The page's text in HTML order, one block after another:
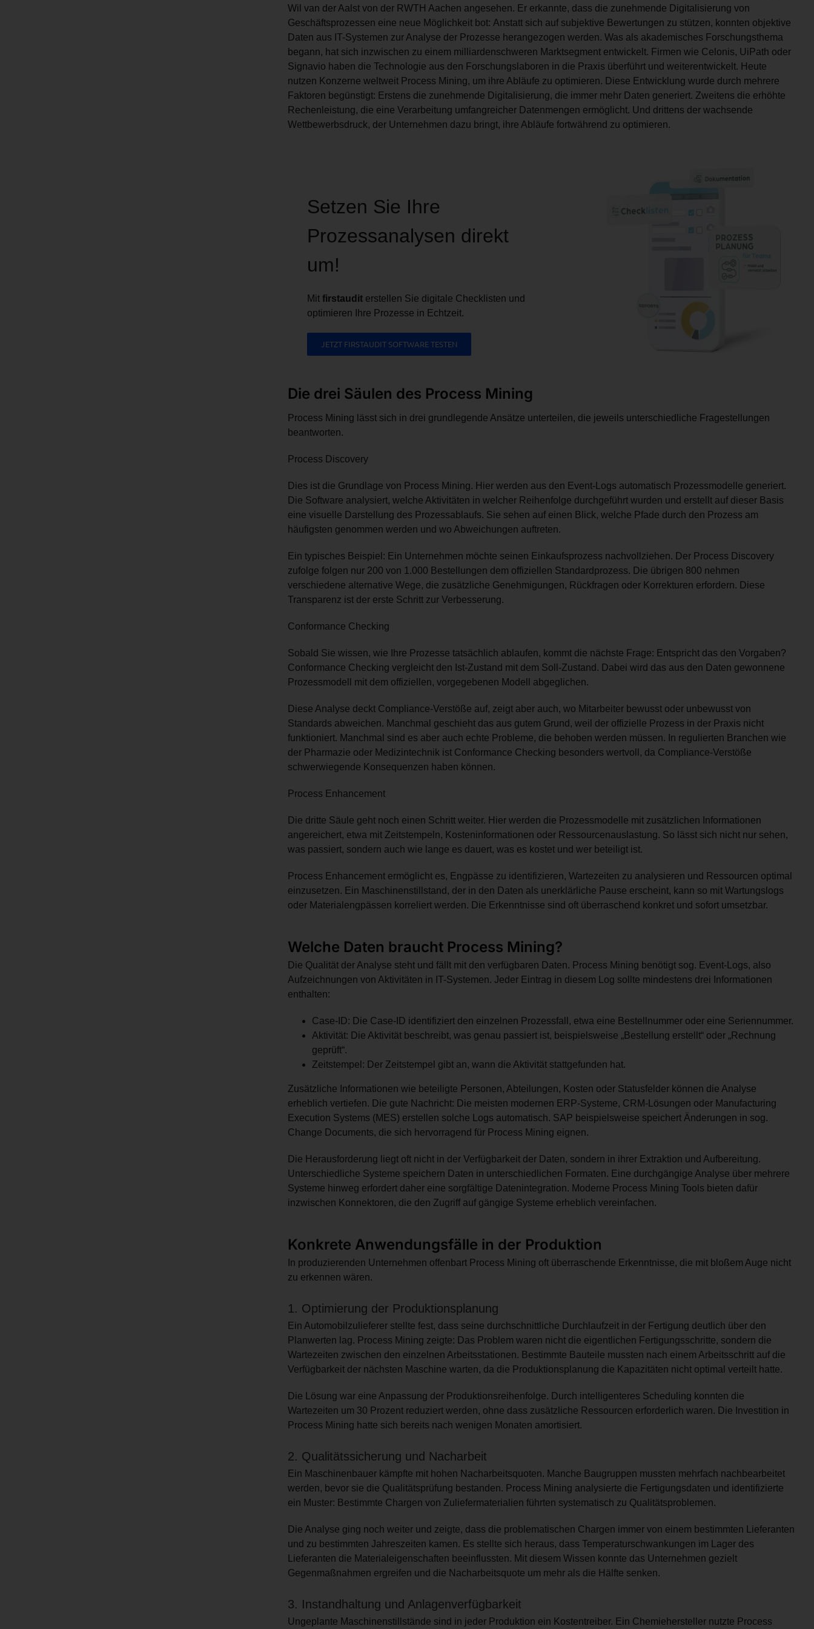
Wil van der Aalst von der RWTH Aachen angesehen. Er erkannte, dass die zunehmende Digitalisierung von
Geschäftsprozessen eine neue Möglichkeit bot: Anstatt sich auf subjektive Bewertungen zu stützen, konnten objektive
Daten aus IT-Systemen zur Analyse der Prozesse herangezogen werden. Was als akademisches Forschungsthema
begann, hat sich inzwischen zu einem milliardenschweren Marktsegment entwickelt. Firmen wie Celonis, UiPath oder
Signavio haben die Technologie aus den Forschungslaboren in die Praxis überführt und weiterentwickelt. Heute
nutzen Konzerne weltweit Process Mining, um ihre Abläufe zu optimieren. Diese Entwicklung wurde durch mehrere
Faktoren begünstigt: Erstens die zunehmende Digitalisierung, die immer mehr Daten generiert. Zweitens die erhöhte
Rechenleistung, die eine Verarbeitung umfangreicher Datenmengen ermöglicht. Und drittens der wachsende
Wettbewerbsdruck, der Unternehmen dazu bringt, ihre Abläufe fortwährend zu optimieren.
Setzen Sie Ihre
Prozessanalysen direkt
um!
Mitfirstauditerstellen Sie digitale Checklisten und
optimieren Ihre Prozesse in Echtzeit.
JETZT FIRSTAUDIT SOFTWARE TESTEN
Die drei Säulen des Process Mining
Process Mining lässt sich in drei grundlegende Ansätze unterteilen, die jeweils unterschiedliche Fragestellungen
beantworten.
Process Discovery
Dies ist die Grundlage von Process Mining. Hier werden aus den Event-Logs automatisch Prozessmodelle generiert.
Die Software analysiert, welche Aktivitäten in welcher Reihenfolge durchgeführt wurden und erstellt auf dieser Basis
eine visuelle Darstellung des Prozessablaufs. Sie sehen auf einen Blick, welche Pfade durch den Prozess am
häufigsten genommen werden und wo Abweichungen auftreten.
Ein typisches Beispiel: Ein Unternehmen möchte seinen Einkaufsprozess nachvollziehen. Der Process Discovery
zufolge folgen nur 200 von 1.000 Bestellungen dem offiziellen Standardprozess. Die übrigen 800 nehmen
verschiedene alternative Wege, die zusätzliche Genehmigungen, Rückfragen oder Korrekturen erfordern. Diese
Transparenz ist der erste Schritt zur Verbesserung.
Conformance Checking
Sobald Sie wissen, wie Ihre Prozesse tatsächlich ablaufen, kommt die nächste Frage: Entspricht das den Vorgaben?
Conformance Checking vergleicht den Ist-Zustand mit dem Soll-Zustand. Dabei wird das aus den Daten gewonnene
Prozessmodell mit dem offiziellen, vorgegebenen Modell abgeglichen.
Diese Analyse deckt Compliance-Verstöße auf, zeigt aber auch, wo Mitarbeiter bewusst oder unbewusst von
Standards abweichen. Manchmal geschieht das aus gutem Grund, weil der offizielle Prozess in der Praxis nicht
funktioniert. Manchmal sind es aber auch echte Probleme, die behoben werden müssen. In regulierten Branchen wie
der Pharmazie oder Medizintechnik ist Conformance Checking besonders wertvoll, da Compliance-Verstöße
schwerwiegende Konsequenzen haben können.
Process Enhancement
Die dritte Säule geht noch einen Schritt weiter. Hier werden die Prozessmodelle mit zusätzlichen Informationen
angereichert, etwa mit Zeitstempeln, Kosteninformationen oder Ressourcenauslastung. So lässt sich nicht nur sehen,
was passiert, sondern auch wie lange es dauert, was es kostet und wer beteiligt ist.
Process Enhancement ermöglicht es, Engpässe zu identifizieren, Wartezeiten zu analysieren und Ressourcen optimal
einzusetzen. Ein Maschinenstillstand, der in den Daten als unerklärliche Pause erscheint, kann so mit Wartungslogs
oder Materialengpässen korreliert werden. Die Erkenntnisse sind oft überraschend konkret und sofort umsetzbar.
Welche Daten braucht Process Mining?
Die Qualität der Analyse steht und fällt mit den verfügbaren Daten. Process Mining benötigt sog. Event-Logs, also
Aufzeichnungen von Aktivitäten in IT-Systemen. Jeder Eintrag in diesem Log sollte mindestens drei Informationen
enthalten:
Case-ID: Die Case-ID identifiziert den einzelnen Prozessfall, etwa eine Bestellnummer oder eine Seriennummer.
Aktivität: Die Aktivität beschreibt, was genau passiert ist, beispielsweise „Bestellung erstellt“ oder „Rechnung
geprüft“.
Zeitstempel: Der Zeitstempel gibt an, wann die Aktivität stattgefunden hat.
Zusätzliche Informationen wie beteiligte Personen, Abteilungen, Kosten oder Statusfelder können die Analyse
erheblich vertiefen. Die gute Nachricht: Die meisten modernen ERP-Systeme, CRM-Lösungen oder Manufacturing
Execution Systems (MES) erstellen solche Logs automatisch. SAP beispielsweise speichert Änderungen in sog.
Change Documents, die sich hervorragend für Process Mining eignen.
Die Herausforderung liegt oft nicht in der Verfügbarkeit der Daten, sondern in ihrer Extraktion und Aufbereitung.
Unterschiedliche Systeme speichern Daten in unterschiedlichen Formaten. Eine durchgängige Analyse über mehrere
Systeme hinweg erfordert daher eine sorgfältige Datenintegration. Moderne Process Mining Tools bieten dafür
inzwischen Konnektoren, die den Zugriff auf gängige Systeme erheblich vereinfachen.
Konkrete Anwendungsfälle in der Produktion
In produzierenden Unternehmen offenbart Process Mining oft überraschende Erkenntnisse, die mit bloßem Auge nicht
zu erkennen wären.
1. Optimierung der Produktionsplanung
Ein Automobilzulieferer stellte fest, dass seine durchschnittliche Durchlaufzeit in der Fertigung deutlich über den
Planwerten lag. Process Mining zeigte: Das Problem waren nicht die eigentlichen Fertigungsschritte, sondern die
Wartezeiten zwischen den einzelnen Arbeitsstationen. Bestimmte Bauteile mussten nach einem Arbeitsschritt auf die
Verfügbarkeit der nächsten Maschine warten, da die Produktionsplanung die Kapazitäten nicht optimal verteilt hatte.
Die Lösung war eine Anpassung der Produktionsreihenfolge. Durch intelligenteres Scheduling konnten die
Wartezeiten um 30 Prozent reduziert werden, ohne dass zusätzliche Ressourcen erforderlich waren. Die Investition in
Process Mining hatte sich bereits nach wenigen Monaten amortisiert.
2. Qualitätssicherung und Nacharbeit
Ein Maschinenbauer kämpfte mit hohen Nacharbeitsquoten. Manche Baugruppen mussten mehrfach nachbearbeitet
werden, bevor sie die Qualitätsprüfung bestanden. Process Mining analysierte die Fertigungsdaten und identifizierte
ein Muster: Bestimmte Chargen von Zuliefermaterialien führten systematisch zu Qualitätsproblemen.
Die Analyse ging noch weiter und zeigte, dass die problematischen Chargen immer von einem bestimmten Lieferanten
und zu bestimmten Jahreszeiten kamen. Es stellte sich heraus, dass Temperaturschwankungen im Lager des
Lieferanten die Materialeigenschaften beeinflussten. Mit diesem Wissen konnte das Unternehmen gezielt
Gegenmaßnahmen ergreifen und die Nacharbeitsquote um mehr als die Hälfte senken.
3. Instandhaltung und Anlagenverfügbarkeit
Ungeplante Maschinenstillstände sind in jeder Produktion ein Kostentreiber. Ein Chemiehersteller nutzte Process